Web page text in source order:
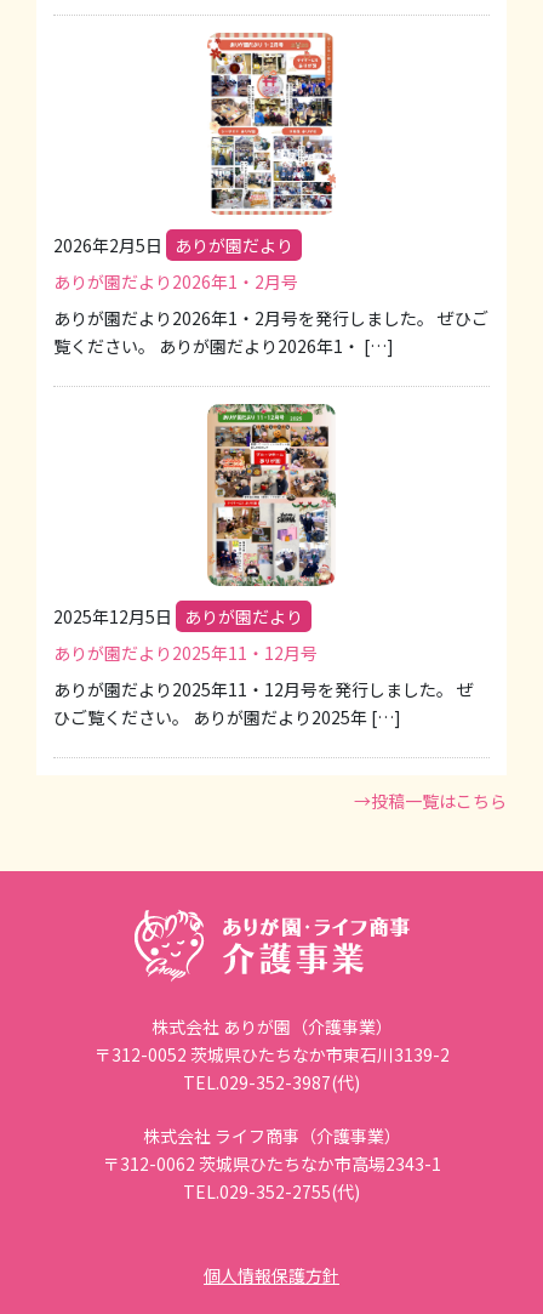
2026年2月5日
ありが園だより
ありが園だより2026年1・2月号
ありが園だより2026年1・2月号を発行しました。 ぜひご
覧ください。 ありが園だより2026年1・ […]
2025年12月5日
ありが園だより
ありが園だより2025年11・12月号
ありが園だより2025年11・12月号を発行しました。 ぜ
ひご覧ください。 ありが園だより2025年 […]
→投稿一覧はこちら
株式会社 ありが園（介護事業）
〒312-0052 茨城県ひたちなか市東石川3139-2
TEL.029-352-3987(代)
株式会社 ライフ商事（介護事業）
〒312-0062 茨城県ひたちなか市高場2343-1
TEL.029-352-2755(代)
個人情報保護方針